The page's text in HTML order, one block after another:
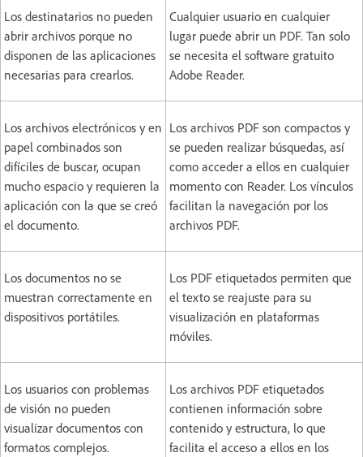
Los destinatarios no pueden
abrir archivos porque no
disponen de las aplicaciones
necesarias para crearlos.
Cualquier usuario en cualquier
lugar puede abrir un PDF. Tan solo
se necesita el software gratuito
Adobe Reader.
Los archivos electrónicos y en
papel combinados son
difíciles de buscar, ocupan
mucho espacio y requieren la
aplicación con la que se creó
el documento.
Los archivos PDF son compactos y
se pueden realizar búsquedas, así
como acceder a ellos en cualquier
momento con Reader. Los vínculos
facilitan la navegación por los
archivos PDF.
Los documentos no se
muestran correctamente en
dispositivos portátiles.
Los PDF etiquetados permiten que
el texto se reajuste para su
visualización en plataformas
móviles.
Los usuarios con problemas
de visión no pueden
visualizar documentos con
formatos complejos.
Los archivos PDF etiquetados
contienen información sobre
contenido y estructura, lo que
facilita el acceso a ellos en los